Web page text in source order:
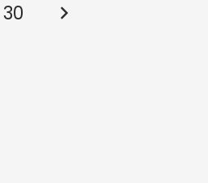
30